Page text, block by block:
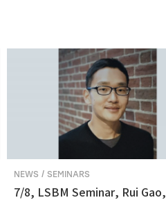
NEWS / SEMINARS
7/8, LSBM Seminar, Rui Gao,